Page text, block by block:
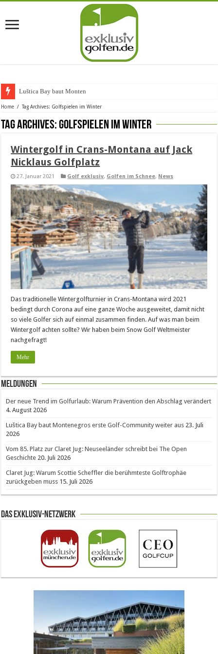
Luštica Bay baut Montenegros
Home / Tag Archives: Golfspielen im Winter
Tag Archives:Golfspielen im Winter
Wintergolf in Crans-Montana auf Jack
Nicklaus Golfplatz
27. Januar 2021 Golf exklusiv, Golfen im Schnee, News
Das traditionelle Wintergolfturnier in Crans-Montana wird 2021
bedingt durch Corona auf eine ganze Woche ausgeweitet, damit nicht
so viele Golfer sich auf einmal zusammen finden. Auf was man beim
Wintergolf achten sollte? Wir haben beim Snow Golf Weltmeister
nachgefragt!
Mehr
Meldungen
Der neue Trend im Golfurlaub: Warum Prävention den Abschlag verändert
4. August 2026
Luštica Bay baut Montenegros erste Golf-Community weiter aus 23. Juli
2026
Vom 85. Platz zur Claret Jug: Neuseeländer schreibt bei The Open
Geschichte 20. Juli 2026
Claret Jug: Warum Scottie Scheffler die berühmteste Golftrophäe
zurückgeben muss 15. Juli 2026
Das Exklusiv-Netzwerk